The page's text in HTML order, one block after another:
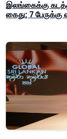
இலங்கைக்கு
கைது; 7